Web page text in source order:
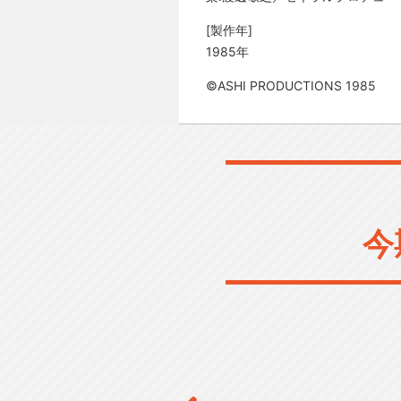
[製作年]
1985年
©ASHI PRODUCTIONS 1985